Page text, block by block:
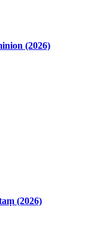
(2026)
(2026)